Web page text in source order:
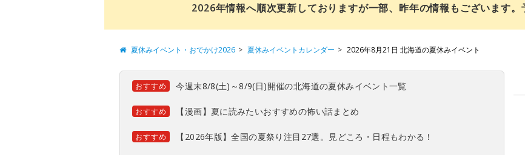
2026年情報へ順次更新しておりますが一部、昨年の情報もございます。
夏休みイベント・おでかけ2026 夏休みイベントカレンダー 2026年8月21日 北海道の夏休みイベント
おすすめ 今週末8/8(土)～8/9(日)開催の北海道の夏休みイベント一覧
おすすめ 【漫画】夏に読みたいおすすめの怖い話まとめ
おすすめ 【2026年版】全国の夏祭り注目27選。見どころ・日程もわかる！